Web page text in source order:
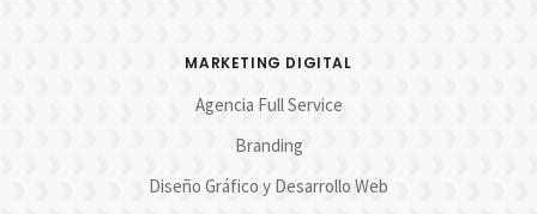
MARKETING DIGITAL
Agencia Full Service
Branding
Diseño Gráfico y Desarrollo Web